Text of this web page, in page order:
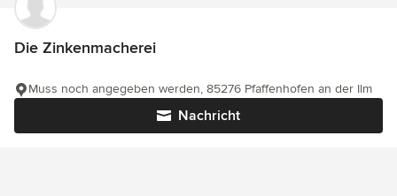
Die Zinkenmacherei
Nachricht
Muss noch angegeben werden, 85276 Pfaffenhofen an der Ilm